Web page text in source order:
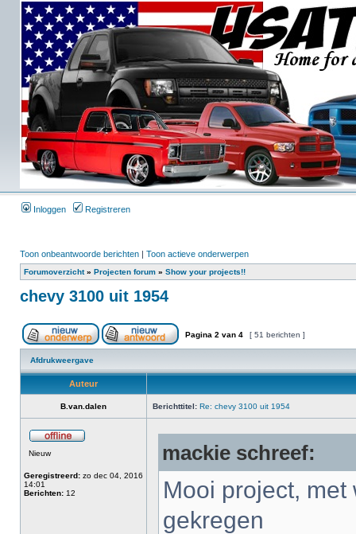
Inloggen Registreren
Toon onbeantwoorde berichten | Toon actieve onderwerpen
Forumoverzicht» Projecten forum » Show your projects!!
chevy 3100 uit 1954
Pagina 2 van 4 [ 51 berichten ]
Afdrukweergave
Auteur
B.van.dalen Berichttitel: Re: chevy 3100 uit 1954
Nieuw
Geregistreerd: zo dec 04, 2016
14:01
Berichten: 12
mackie schreef:
Mooi project,
gekregen